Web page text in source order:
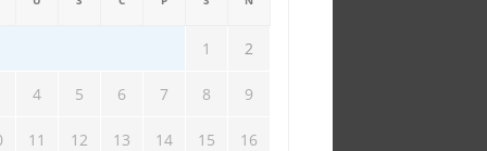
1 2
4 5 6 7 8 9
11 12 13 14 15 16